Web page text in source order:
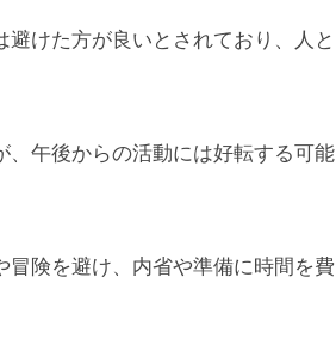
避けた方が良いとされており、人と
午後からの活動には好転する可能
険を避け、内省や準備に時間を費